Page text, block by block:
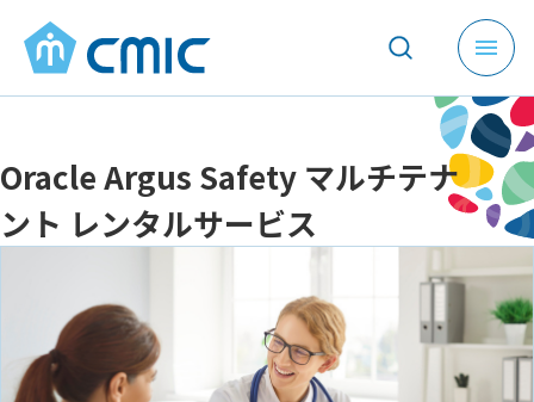
メ
ニ
ュ
ー
を
開
く
Oracle Argus Safety マルチテナ
ント レンタルサービス